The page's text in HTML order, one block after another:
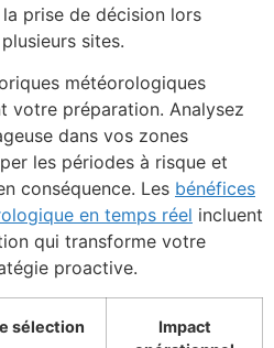
prise de décision lors
sites.
météorologiques
votre préparation. Analysez
dans vos zones
les périodes à risque et
conséquence. Les bénéfices
en temps réel incluent
qui transforme votre
proactive.
sélection
Impact